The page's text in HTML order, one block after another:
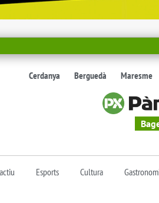
Cerdanya Berguedà Maresme
Esports Cultura